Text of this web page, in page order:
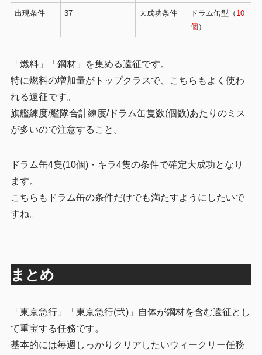
出現条件 37 大成功条件 ドラム缶型（ 10
個 ）
「燃料」「鋼材」を集める遠征です。
特に燃料の増加量がトップクラスで、こちらもよく使わ
れる遠征です。
旗艦練度/艦隊合計練度/ドラム缶隻数(個数)あたりのミス
が多いので注意すること。
ドラム缶4隻(10個)・キラ4隻の条件で確定大成功となり
ます。
こちらもドラム缶の条件だけでも満たすようにしたいで
すね。
まとめ
「東京急行」「東京急行(弐)」自体が鋼材を含む遠征とし
て重宝する任務です。
基本的には毎週しっかりクリアしたいウィークリー任務